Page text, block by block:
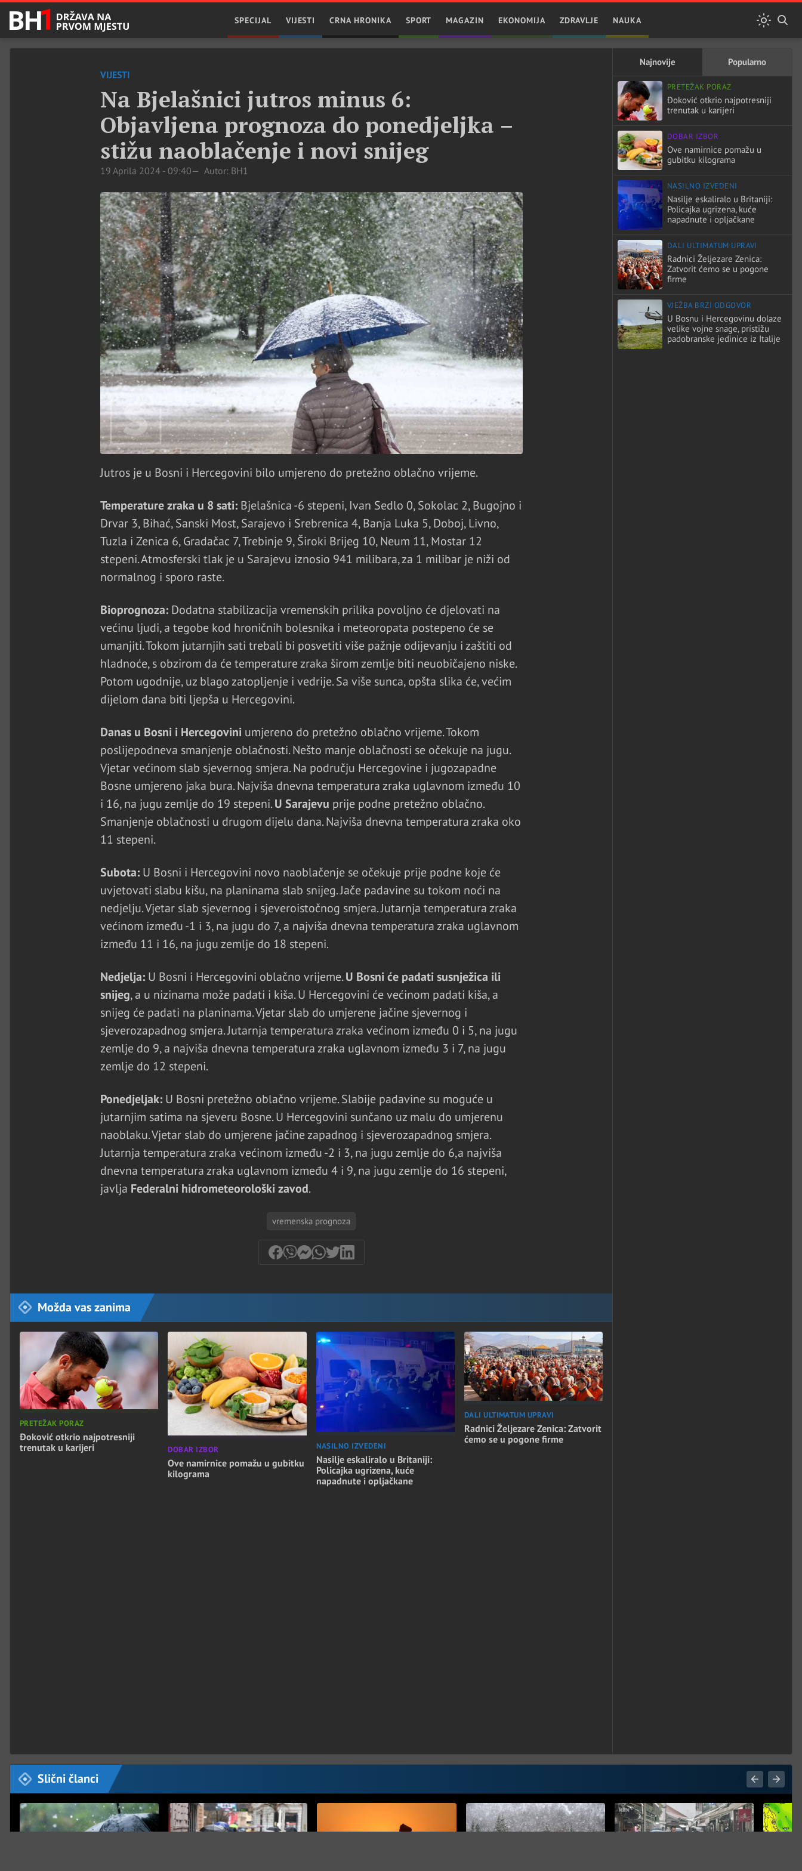
SPECIJAL VIJESTI CRNA HRONIKA SPORT MAGAZIN EKONOMIJA ZDRAVLJE NAUKA
VIJESTI
Na Bjelašnici jutros minus 6:
Objavljena prognoza do ponedjeljka –
stižu naoblačenje i novi snijeg
19 Aprila 2024 - 09:40 Autor: BH1
Jutros je u Bosni i Hercegovini bilo umjereno do pretežno oblačno vrijeme.
Temperature zraka u 8 sati:Bjelašnica -6 stepeni, Ivan Sedlo 0, Sokolac 2, Bugojno i
Drvar 3, Bihać, Sanski Most, Sarajevo i Srebrenica 4, Banja Luka 5, Doboj, Livno,
Tuzla i Zenica 6, Gradačac 7, Trebinje 9, Široki Brijeg 10, Neum 11, Mostar 12
stepeni. Atmosferski tlak je u Sarajevu iznosio 941 milibara, za 1 milibar je niži od
normalnog i sporo raste.
Bioprognoza:Dodatna stabilizacija vremenskih prilika povoljno će djelovati na
većinu ljudi, a tegobe kod hroničnih bolesnika i meteoropata postepeno će se
umanjiti. Tokom jutarnjih sati trebali bi posvetiti više pažnje odijevanju i zaštiti od
hladnoće, s obzirom da će temperature zraka širom zemlje biti neuobičajeno niske.
Potom ugodnije, uz blago zatopljenje i vedrije. Sa više sunca, opšta slika će, većim
dijelom dana biti ljepša u Hercegovini.
Danas u Bosni i Hercegoviniumjereno do pretežno oblačno vrijeme. Tokom
poslijepodneva smanjenje oblačnosti. Nešto manje oblačnosti se očekuje na jugu.
Vjetar većinom slab sjevernog smjera. Na području Hercegovine i jugozapadne
Bosne umjereno jaka bura. Najviša dnevna temperatura zraka uglavnom između 10
i 16, na jugu zemlje do 19 stepeni.U Sarajevu prije podne pretežno oblačno.
Smanjenje oblačnosti u drugom dijelu dana. Najviša dnevna temperatura zraka oko
11 stepeni.
Subota:U Bosni i Hercegovini novo naoblačenje se očekuje prije podne koje će
uvjetovati slabu kišu, na planinama slab snijeg. Jače padavine su tokom noći na
nedjelju. Vjetar slab sjevernog i sjeveroistočnog smjera. Jutarnja temperatura zraka
većinom između -1 i 3, na jugu do 7, a najviša dnevna temperatura zraka uglavnom
između 11 i 16, na jugu zemlje do 18 stepeni.
Nedjelja:U Bosni i Hercegovini oblačno vrijeme.U Bosni će padati susnježica ili
snijeg, a u nizinama može padati i kiša. U Hercegovini će većinom padati kiša, a
snijeg će padati na planinama. Vjetar slab do umjerene jačine sjevernog i
sjeverozapadnog smjera. Jutarnja temperatura zraka većinom između 0 i 5, na jugu
zemlje do 9, a najviša dnevna temperatura zraka uglavnom između 3 i 7, na jugu
zemlje do 12 stepeni.
Ponedjeljak:U Bosni pretežno oblačno vrijeme. Slabije padavine su moguće u
jutarnjim satima na sjeveru Bosne. U Hercegovini sunčano uz malu do umjerenu
naoblaku. Vjetar slab do umjerene jačine zapadnog i sjeverozapadnog smjera.
Jutarnja temperatura zraka većinom između -2 i 3, na jugu zemlje do 6,a najviša
dnevna temperatura zraka uglavnom između 4 i 9, na jugu zemlje do 16 stepeni,
javlja Federalni hidrometeorološki zavod.
vremenska prognoza
Možda vas zanima
PRETEŽAK PORAZ
Đoković otkrio najpotresniji
trenutak u karijeri
DOBAR IZBOR
Ove namirnice pomažu u gubitku
kilograma
NASILNO IZVEDENI
Nasilje eskaliralo u Britaniji:
Policajka ugrizena, kuće
napadnute i opljačkane
DALI ULTIMATUM UPRAVI
Radnici Željezare Zenica: Zatvorit
ćemo se u pogone firme
Najnovije Popularno
PRETEŽAK PORAZ
Đoković otkrio najpotresniji
trenutak u karijeri
DOBAR IZBOR
Ove namirnice pomažu u
gubitku kilograma
NASILNO IZVEDENI
Nasilje eskaliralo u Britaniji:
Policajka ugrizena, kuće
napadnute i opljačkane
DALI ULTIMATUM UPRAVI
Radnici Željezare Zenica:
Zatvorit ćemo se u pogone
firme
VJEŽBA BRZI ODGOVOR
U Bosnu i Hercegovinu dolaze
velike vojne snage, pristižu
padobranske jedinice iz Italije
Slični članci